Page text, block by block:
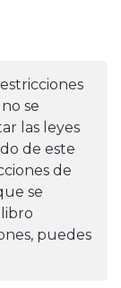
se
las leyes
de este
de
se
puedes